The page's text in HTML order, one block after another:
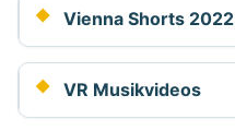
Vienna Shorts 2022
VR Musikvideos